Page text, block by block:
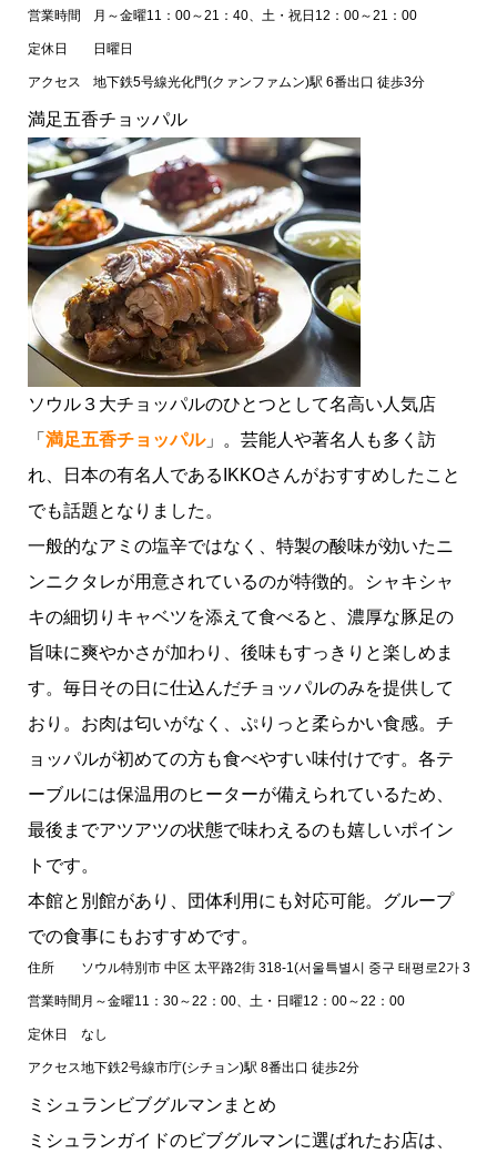
営業時間 月～金曜11：00～21：40、土・祝日12：00～21：00
定休日 日曜日
アクセス 地下鉄5号線光化門(クァンファムン)駅 6番出口 徒歩3分
満足五香チョッパル
ソウル３大チョッパルのひとつとして名高い人気店
「 満足五香チョッパル」。芸能人や著名人も多く訪
れ、日本の有名人であるIKKOさんがおすすめしたこと
でも話題となりました。
一般的なアミの塩辛ではなく、特製の酸味が効いたニ
ンニクタレが用意されているのが特徴的。シャキシャ
キの細切りキャベツを添えて食べると、濃厚な豚足の
旨味に爽やかさが加わり、後味もすっきりと楽しめま
す。毎日その日に仕込んだチョッパルのみを提供して
おり。お肉は匂いがなく、ぷりっと柔らかい食感。チ
ョッパルが初めての方も食べやすい味付けです。各テ
ーブルには保温用のヒーターが備えられているため、
最後までアツアツの状態で味わえるのも嬉しいポイン
トです。
本館と別館があり、団体利用にも対応可能。グループ
での食事にもおすすめです。
住所 ソウル特別市 中区 太平路2街 318-1(서울특별시 중구 태평로2가 318-
営業時間 月～金曜11：30～22：00、土・日曜12：00～22：00
定休日 なし
アクセス地下鉄2号線市庁(シチョン)駅 8番出口 徒歩2分
ミシュランビブグルマンまとめ
ミシュランガイドのビブグルマンに選ばれたお店は、